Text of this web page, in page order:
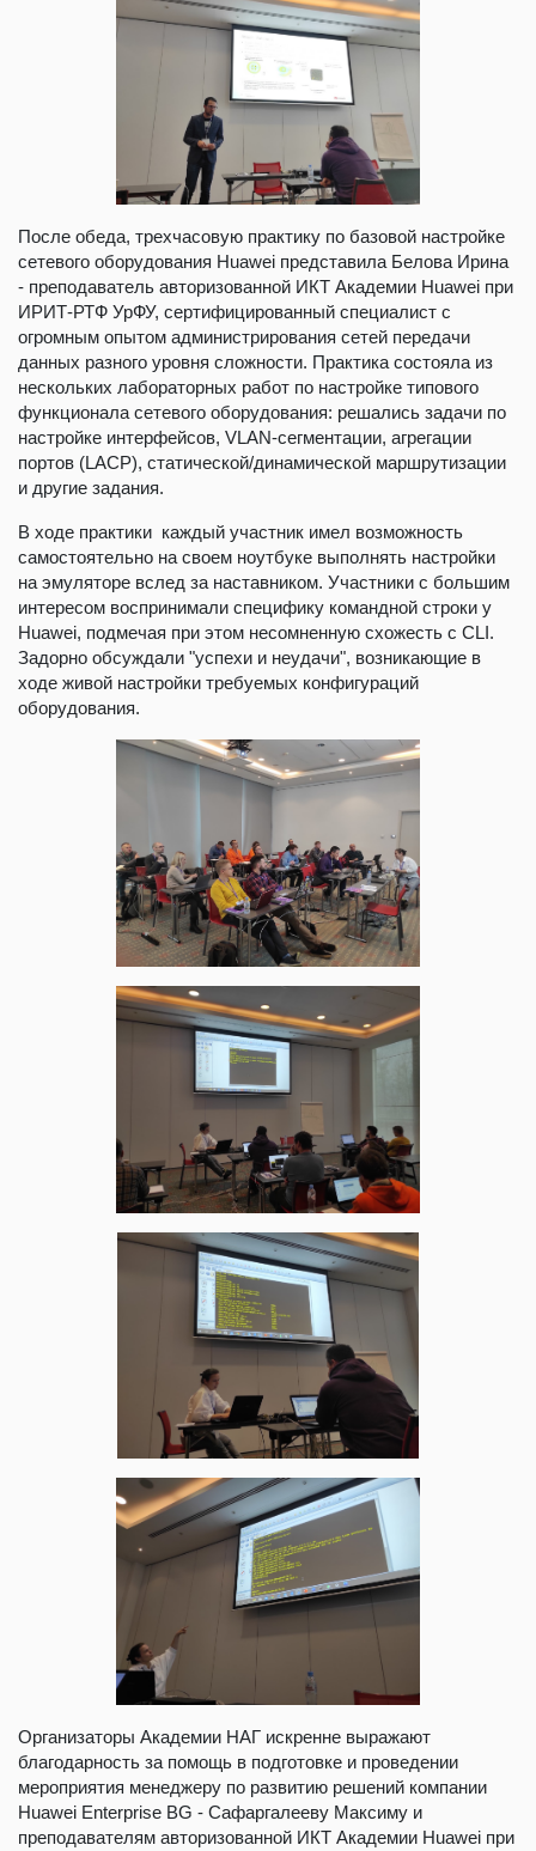
После обеда, трехчасовую практику по базовой настройке
сетевого оборудования Huawei представила Белова Ирина
- преподаватель авторизованной ИКТ Академии Huawei при
ИРИТ-РТФ УрФУ, сертифицированный специалист с
огромным опытом администрирования сетей передачи
данных разного уровня сложности. Практика состояла из
нескольких лабораторных работ по настройке типового
функционала сетевого оборудования: решались задачи по
настройке интерфейсов, VLAN-сегментации, агрегации
портов (LACP), статической/динамической маршрутизации
и другие задания.
В ходе практики каждый участник имел возможность
самостоятельно на своем ноутбуке выполнять настройки
на эмуляторе вслед за наставником. Участники с большим
интересом воспринимали специфику командной строки у
Huawei, подмечая при этом несомненную схожесть с CLI.
Задорно обсуждали "успехи и неудачи", возникающие в
ходе живой настройки требуемых конфигураций
оборудования.
Организаторы Академии НАГ искренне выражают
благодарность за помощь в подготовке и проведении
мероприятия менеджеру по развитию решений компании
Huawei Enterprise BG - Сафаргалееву Максиму и
преподавателям авторизованной ИКТ Академии Huawei при